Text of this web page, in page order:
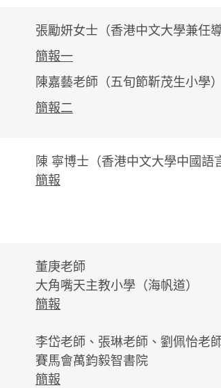
張勵妍女士（香港中文大學兼任導
簡報一
陳嘉藝老師（五旬節靳茂生小學）
簡報二
陳 寧博士（香港中文大學中國語
簡報
董庚老師
大角嘴天主教小學（海帆道）
簡報
李岱老師、張琳老師、劉佩怡老
賽馬會萬鈞毅智書院
簡報